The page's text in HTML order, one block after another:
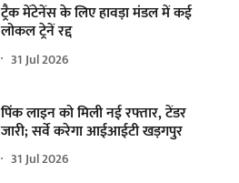
ट्रैक मेंटेनेंस के लिए हावड़ा मंडल में कई
लोकल ट्रेनें रद्द
31 Jul 2026
पिंक लाइन को मिली नई रफ्तार, टेंडर
जारी; सर्वे करेगा आईआईटी खड़गपुर
31 Jul 2026